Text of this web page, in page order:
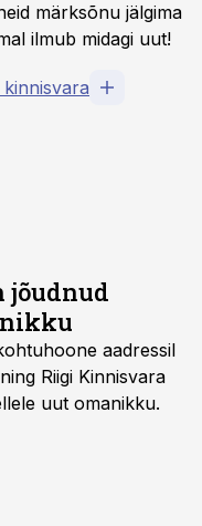
märksõnu jälgima
ilmub midagi uut!
jõudnud
aadressil
Riigi Kinnisvara
uut omanikku.